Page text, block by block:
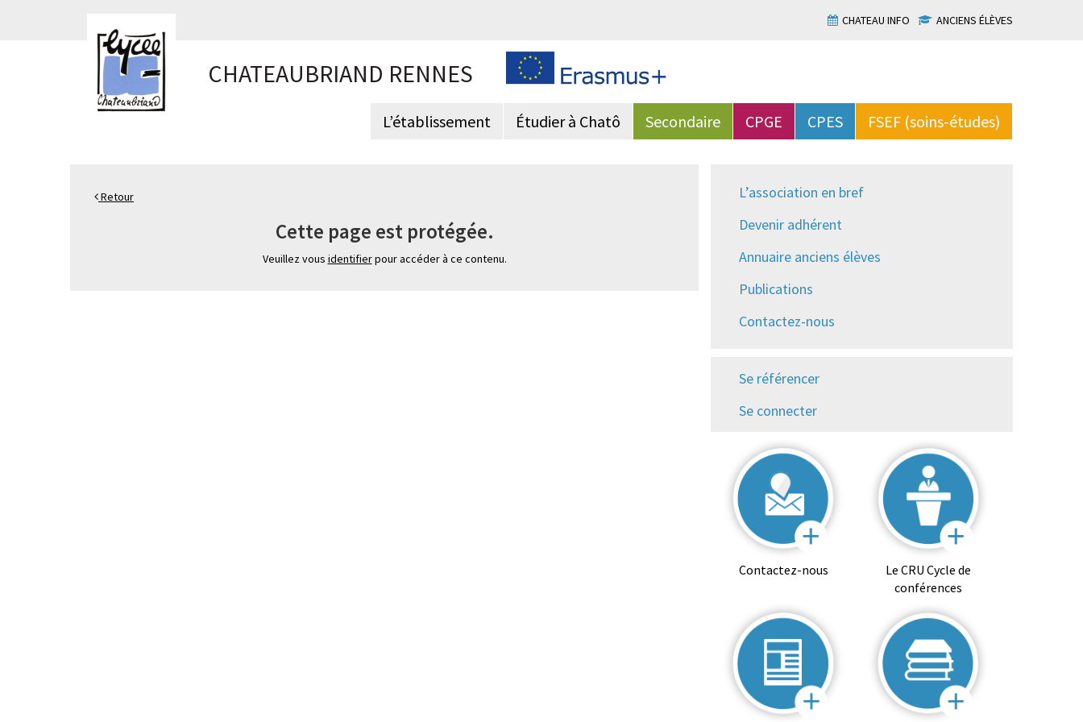
CHATEAU INFO ANCIENS ÉLÈVES
CHATEAUBRIAND RENNES
L’établissement Étudier à Chatô Secondaire CPGE CPES FSEF (soins-études)
Retour
Cette page est protégée.
Veuillez vous identifierpour accéder à ce contenu.
L’association en bref
Devenir adhérent
Annuaire anciens élèves
Publications
Contactez-nous
Se référencer
Se connecter
Contactez-nous
Le CRU Cycle de
conférences